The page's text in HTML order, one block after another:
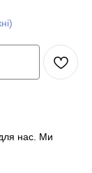
нас. Ми